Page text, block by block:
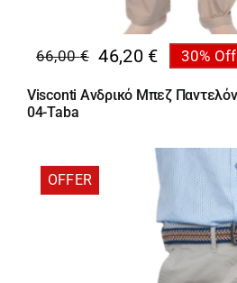
66,00€
Original
price
was:
46,20 €
Η
τρέχουσα
τιμή
30% Off
Visconti Ανδρικό Μπεζ
04-Taba
OFFER